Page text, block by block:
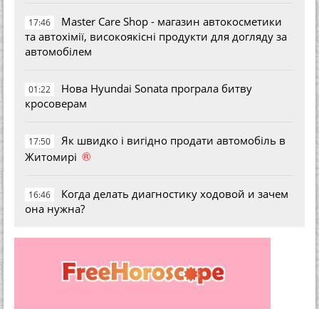
17:46
Master Care Shop - магазин автокосметики
та автохімії, високоякісні продукти для догляду за
автомобілем
01:22
Нова Hyundai Sonata програла битву
кросоверам
17:50
Як швидко і вигідно продати автомобіль в
Житомирі ®
16:46
Когда делать диагностику ходовой и зачем
она нужна?